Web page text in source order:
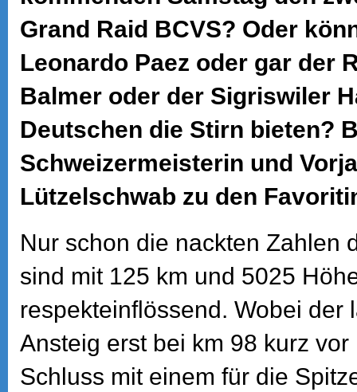
Grand Raid BCVS? Oder
Leonardo Paez oder gar der
Balmer oder der Sigriswiler
Deutschen die Stirn bieten?
Schweizermeisterin und
Lützelschwab zu den
Nur schon die nackten Zahlen
sind mit 125 km und 5025
respekteinflössend. Wobei der
Ansteig erst bei km 98 kurz
Schluss mit einem für die